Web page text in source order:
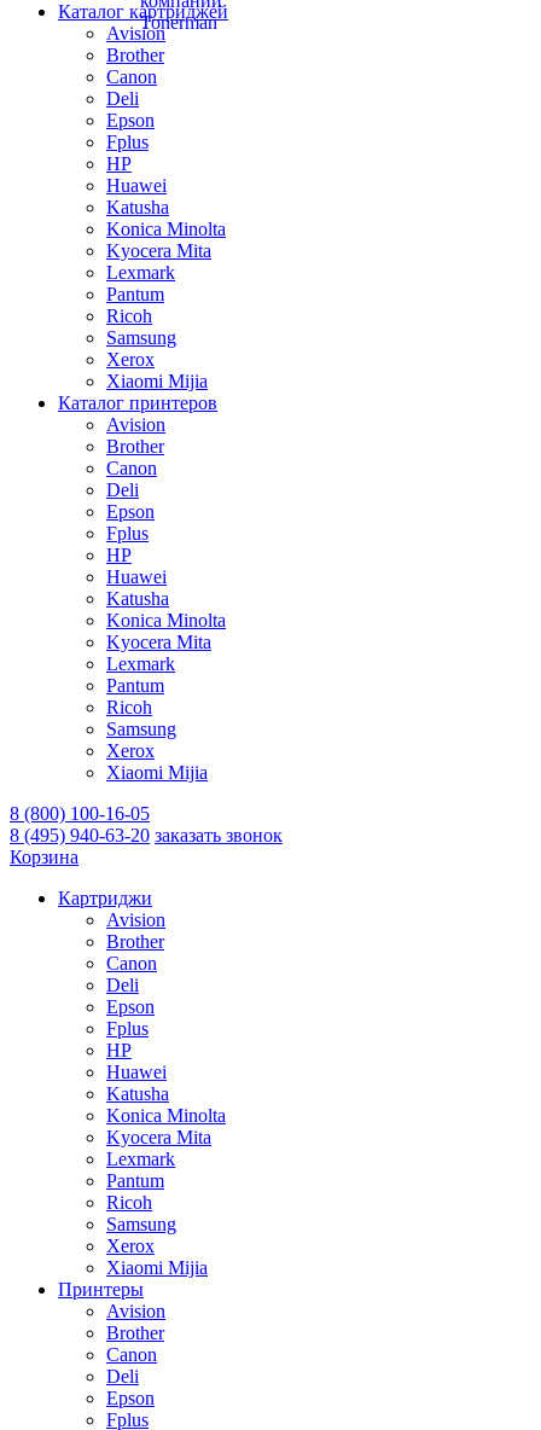
Каталог картриджей
Avision
Brother
Canon
Deli
Epson
Fplus
HP
Huawei
Katusha
Konica Minolta
Kyocera Mita
Lexmark
Pantum
Ricoh
Samsung
Xerox
Xiaomi Mijia
Каталог принтеров
Avision
Brother
Canon
Deli
Epson
Fplus
HP
Huawei
Katusha
Konica Minolta
Kyocera Mita
Lexmark
Pantum
Ricoh
Samsung
Xerox
Xiaomi Mijia
8 (800) 100-16-05
8 (495) 940-63-20 заказать звонок
Корзина
Картриджи
Avision
Brother
Canon
Deli
Epson
Fplus
HP
Huawei
Katusha
Konica Minolta
Kyocera Mita
Lexmark
Pantum
Ricoh
Samsung
Xerox
Xiaomi Mijia
Принтеры
Avision
Brother
Canon
Deli
Epson
Fplus